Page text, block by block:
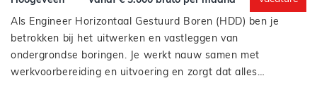
Afstemmen met projectleiding en uitvoering
Signaleren van knelpunten en aandragen van
oplossingen
Je bent dus niet alleen leidinggevend, maar ook inhoudelijk
betrokken.
Als Engineer Horizontaal Gestuurd Boren (HDD) ben je
betrokken bij het uitwerken en vastleggen van
ondergrondse boringen. Je werkt nauw samen met
werkvoorbereiding en uitvoering en zorgt dat alles